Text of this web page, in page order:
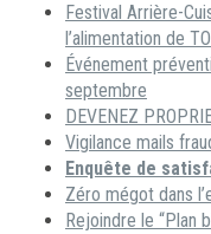
Festival Arrière-
l’alimentation de
Événement
septembre
DEVENEZ
Vigilance mails
Enquête de
Zéro mégot dans
Rejoindre le “Plan